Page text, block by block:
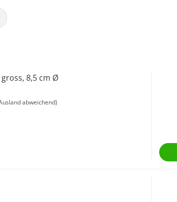
8,5 cm Ø
abweichend)